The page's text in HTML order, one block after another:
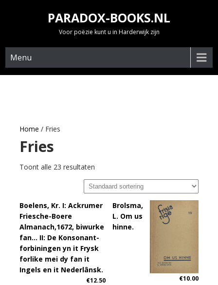
PARADOX-BOOKS.NL
Voor poëzie kunt u in Harderwijk zijn
Menu
Home / Fries
Fries
Toont alle 23 resultaten
Boelens, Kr. I: Ackrumer
Friesche-Boere
Almanach,1672, biwurke
fan… II: De Konsonant-
forbiningen yn it Frysk
forlike mei dy fan it
Ingels en it Nederlânsk.
€12.50
Brolsma,
L. Om us
hinne.
€10.00